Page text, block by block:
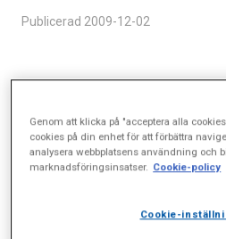
Publicerad 2009-12-02
IVF-gruppen inbjöd den
november. Han är verksam
universtetssjukhuset i Lübeck.
reproductive medicine and
Genom att klicka på "acceptera alla
cookies på din enhet för att förbättra
analysera webbplatsens användning och
marknadsföringsinsatser. Cookie-policy
Cookie-